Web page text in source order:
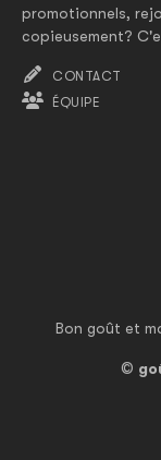
Bon goût et
©
promotionnels,
copieusement?
CONTACT
ÉQUIPE